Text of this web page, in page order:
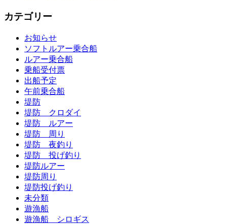
カテゴリー
お知らせ
ソフトルアー乗合船
ルアー乗合船
乗船受付票
出船予定
午前乗合船
堤防
堤防 クロダイ
堤防 ルアー
堤防 周り
堤防 夜釣り
堤防 投げ釣り
堤防ルアー
堤防周り
堤防投げ釣り
未分類
遊漁船
遊漁船 シロギス